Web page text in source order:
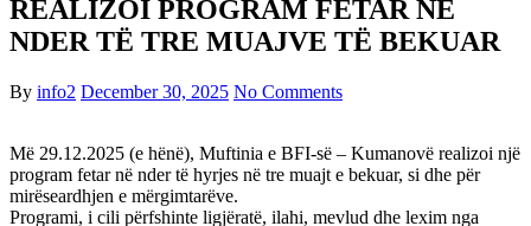
REALIZOI PROGRAM FETAR NË
NDER TË TRE MUAJVE TË BEKUAR
By info2 December 30, 2025 No Comments
Më 29.12.2025 (e hënë), Muftinia e BFI-së – Kumanovë realizoi një
program fetar në nder të hyrjes në tre muajt e bekuar, si dhe për
mirëseardhjen e mërgimtarëve.
Programi, i cili përfshinte ligjëratë, ilahi, mevlud dhe lexim nga